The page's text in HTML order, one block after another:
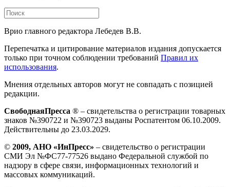
Врио главного редактора Лебедев В.В.
Перепечатка и цитирование материалов издания допускается
только при точном соблюдении требований Правил их
использования.
Мнения отдельных авторов могут не совпадать с позицией
редакции.
СвободнаяПресса ® – свидетельства о регистрации товарных
знаков №390722 и №390723 выданы Роспатентом 06.10.2009.
Действительны до 23.03.2029.
© 2009, АНО «ИнПресс» – свидетельство о регистрации
СМИ Эл №ФС77-77526 выдано Федеральной службой по
надзору в сфере связи, информационных технологий и
массовых коммуникаций.